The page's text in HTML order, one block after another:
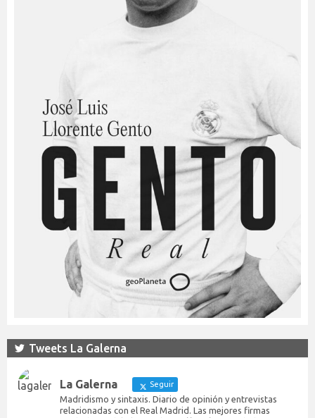
Tweets La Galerna
La Galerna Seguir
Madridismo y sintaxis. Diario de opinión y entrevistas
relacionadas con el Real Madrid. Las mejores firmas